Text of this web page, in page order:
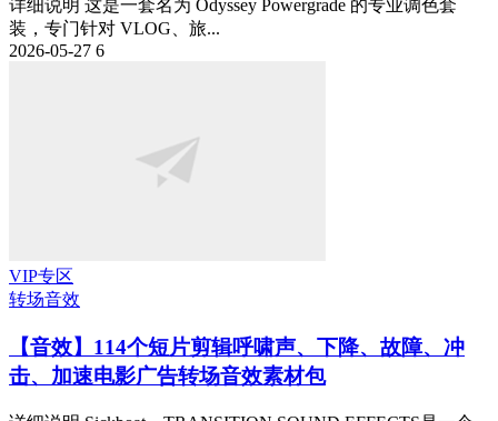
详细说明 这是一套名为 Odyssey Powergrade 的专业调色套
装，专门针对 VLOG、旅...
2026-05-27 6
VIP专区
转场音效
【音效】114个短片剪辑呼啸声、下降、故障、冲
击、加速电影广告转场音效素材包